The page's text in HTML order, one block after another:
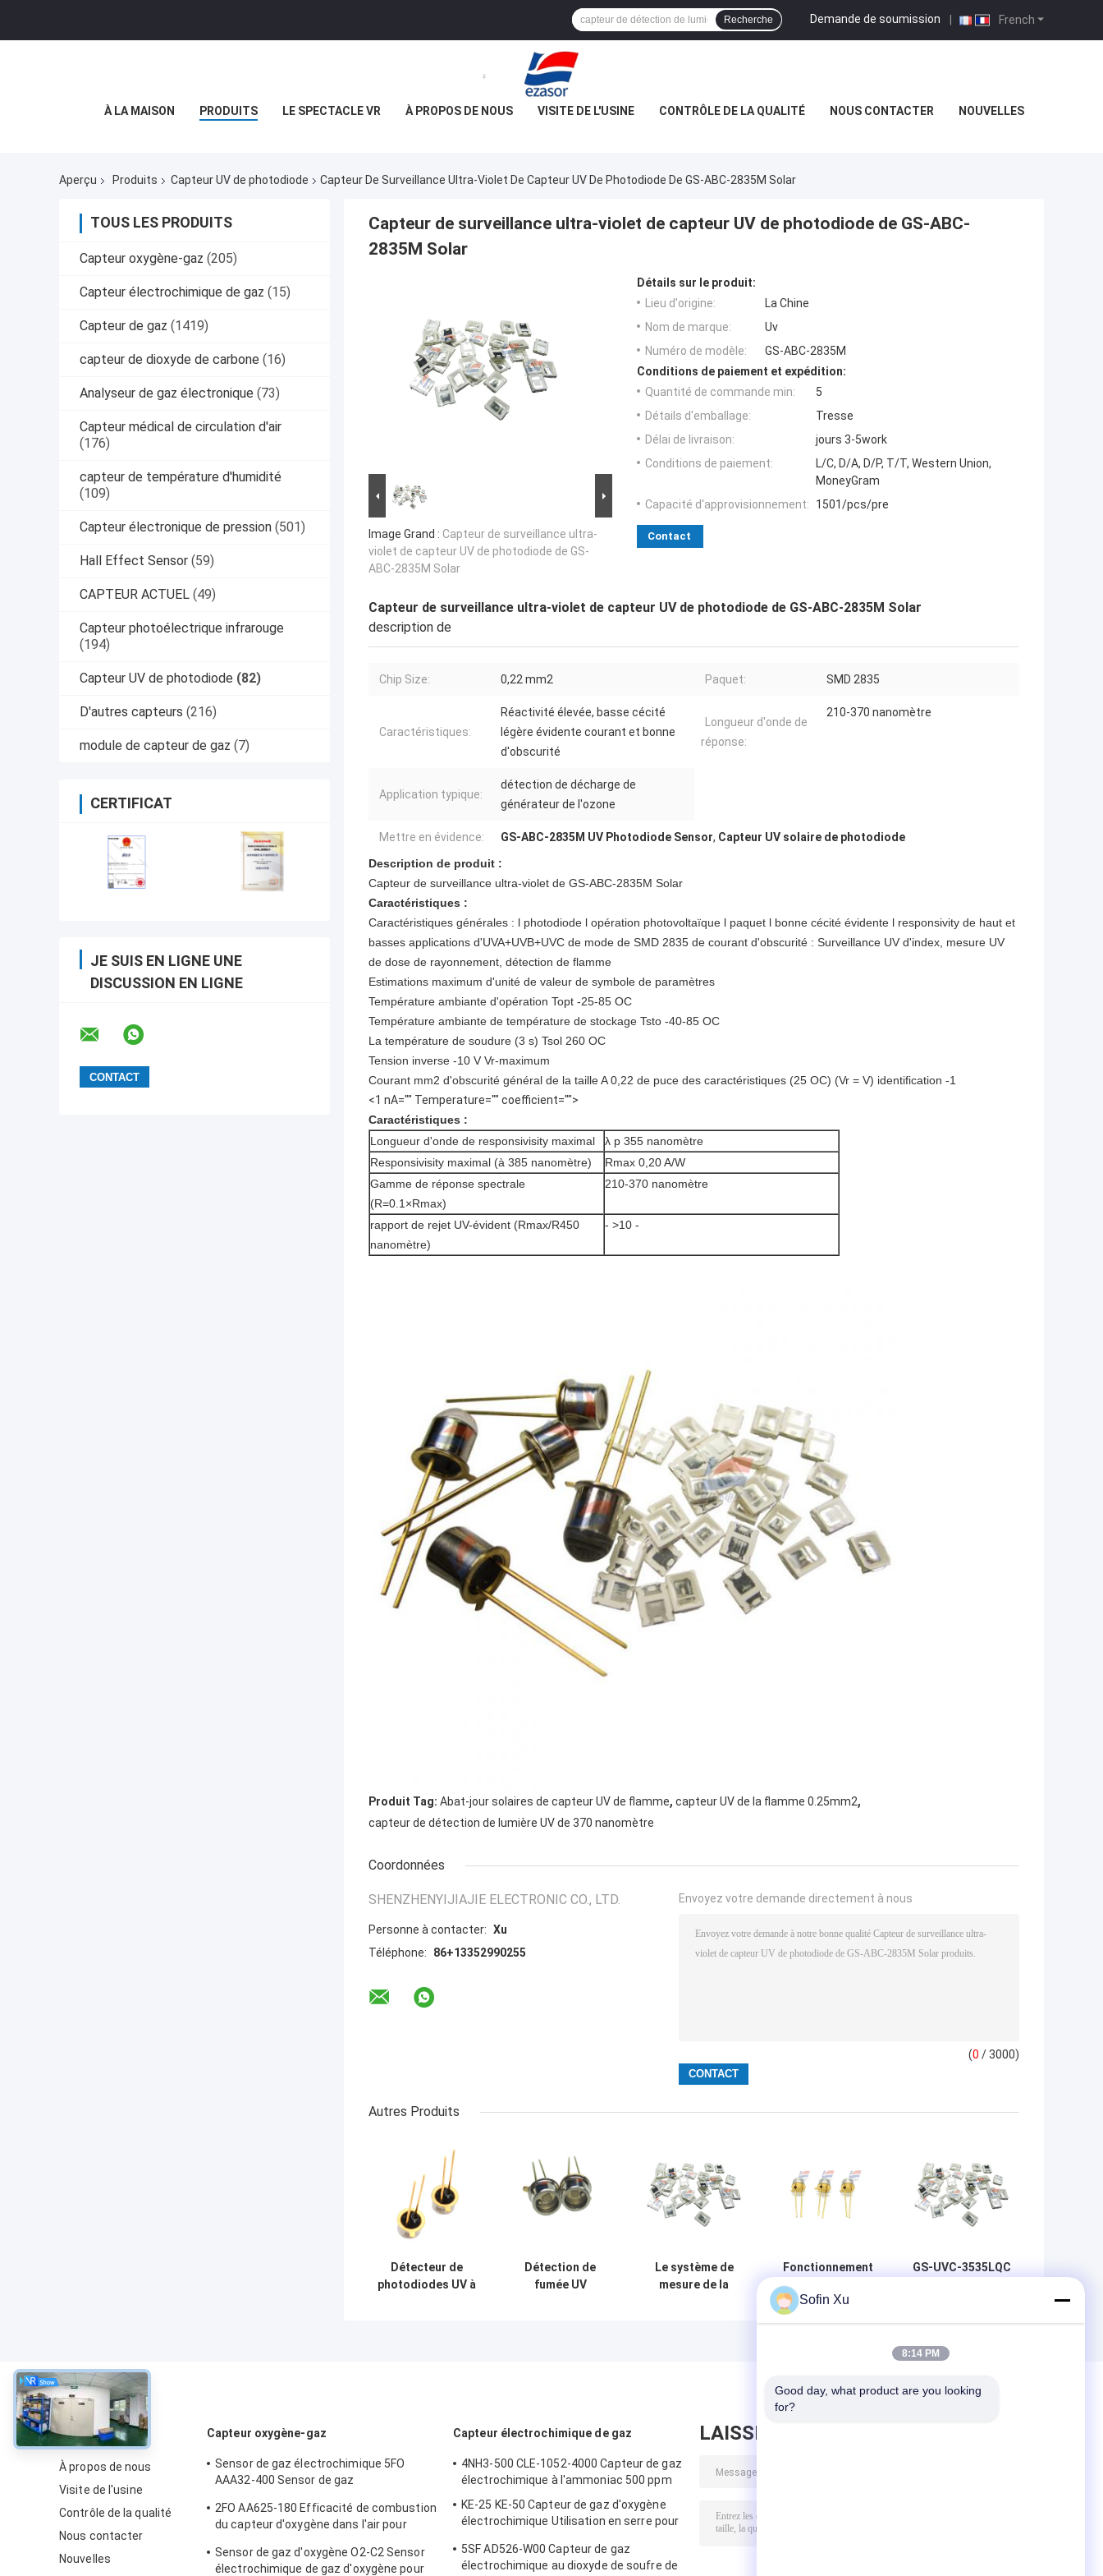
French
Demande de soumission |
Recherche
À LA MAISON PRODUITS LE SPECTACLE VR À PROPOS DE NOUS VISITE DE L'USINE CONTRÔLE DE LA QUALITÉ NOUS CONTACTER NOUVELLES
Aperçu Produits Capteur UV de photodiode Capteur De Surveillance Ultra-Violet De Capteur UV De Photodiode De GS-ABC-2835M Solar
TOUS LES PRODUITS
Capteur oxygène-gaz (205)
Capteur électrochimique de gaz (15)
Capteur de gaz (1419)
capteur de dioxyde de carbone (16)
Analyseur de gaz électronique (73)
Capteur médical de circulation d'air
(176)
capteur de température d'humidité
(109)
Capteur électronique de pression (501)
Hall Effect Sensor (59)
CAPTEUR ACTUEL (49)
Capteur photoélectrique infrarouge
(194)
Capteur UV de photodiode (82)
D'autres capteurs (216)
module de capteur de gaz (7)
CERTIFICAT
JE SUIS EN LIGNE UNE
DISCUSSION EN LIGNE
Capteur de surveillance ultra-violet de capteur UV de photodiode de GS-ABC-
2835M Solar
Image Grand : Capteur de surveillance ultra-
violet de capteur UV de photodiode de GS-
ABC-2835M Solar
Détails sur le produit:
Lieu d'origine:
La Chine
Nom de marque:
Uv
Numéro de modèle:
GS-ABC-2835M
Conditions de paiement et expédition:
Quantité de commande min:
5
Détails d'emballage:
Tresse
Délai de livraison:
jours 3-5work
Conditions de paiement:
L/C, D/A, D/P, T/T, Western Union,
MoneyGram
Capacité d'approvisionnement:
1501/pcs/pre
Contact
Capteur de surveillance ultra-violet de capteur UV de photodiode de GS-ABC-2835M Solar
description de
Chip Size: 0,22 mm2 Paquet: SMD 2835
Caractéristiques:
Réactivité élevée, basse cécité
légère évidente courant et bonne
d'obscurité
Longueur d'onde de
réponse:
210-370 nanomètre
Application typique:
détection de décharge de
générateur de l'ozone
Mettre en évidence: GS-ABC-2835M UV Photodiode Sensor, Capteur UV solaire de photodiode
Description de produit :
Capteur de surveillance ultra-violet de GS-ABC-2835M Solar
Caractéristiques :
Caractéristiques générales : l photodiode l opération photovoltaïque l paquet l bonne cécité évidente l responsivity de haut et
basses applications d'UVA+UVB+UVC de mode de SMD 2835 de courant d'obscurité : Surveillance UV d'index, mesure UV
de dose de rayonnement, détection de flamme
Estimations maximum d'unité de valeur de symbole de paramètres
Température ambiante d'opération Topt -25-85 OC
Température ambiante de température de stockage Tsto -40-85 OC
La température de soudure (3 s) Tsol 260 OC
Tension inverse -10 V Vr-maximum
Courant mm2 d'obscurité général de la taille A 0,22 de puce des caractéristiques (25 OC) (Vr = V) identification -1
<1 nA="" Temperature="" coefficient="">
Caractéristiques :
Longueur d'onde de responsivisity maximal
λ p 355 nanomètre
Responsivisity maximal (à 385 nanomètre)
Rmax 0,20 A/W
Gamme de réponse spectrale
(R=0.1×Rmax)
210-370 nanomètre
rapport de rejet UV-évident (Rmax/R450
nanomètre)
- >10 -
Produit Tag: Abat-jour solaires de capteur UV de flamme, capteur UV de la flamme 0.25mm2,
capteur de détection de lumière UV de 370 nanomètre
Coordonnées
SHENZHENYIJIAJIE ELECTRONIC CO., LTD.
Personne à contacter: Xu
Téléphone:
86+13352990255
Envoyez votre demande directement à nous
(0 / 3000)
Autres Produits
Détecteur de
photodiodes UV à
Détection de
fumée UV
Le système de
mesure de la
Fonctionnement
photovoltaïque
GS-UVC-3535LQC
À propos
À propos de nous
Visite de l'usine
Contrôle de la qualité
Nous contacter
Nouvelles
Capteur oxygène-gaz
Sensor de gaz électrochimique 5FO
AAA32-400 Sensor de gaz
2 ans dans l'air
2FO AA625-180 Efficacité de combustion
du capteur d'oxygène dans l'air pour
Sensor de gaz d'oxygène O2-C2 Sensor
électrochimique de gaz d'oxygène pour
Capteur électrochimique de gaz
4NH3-500 CLE-1052-4000 Capteur de gaz
électrochimique à l'ammoniac 500 ppm
KE-25 KE-50 Capteur de gaz d'oxygène
électrochimique Utilisation en serre pour
5SF AD526-W00 Capteur de gaz
électrochimique au dioxyde de soufre de
LAISSEZ UN MESSAGE
Sofin Xu
8:14 PM
Good day, what product are you looking
for?